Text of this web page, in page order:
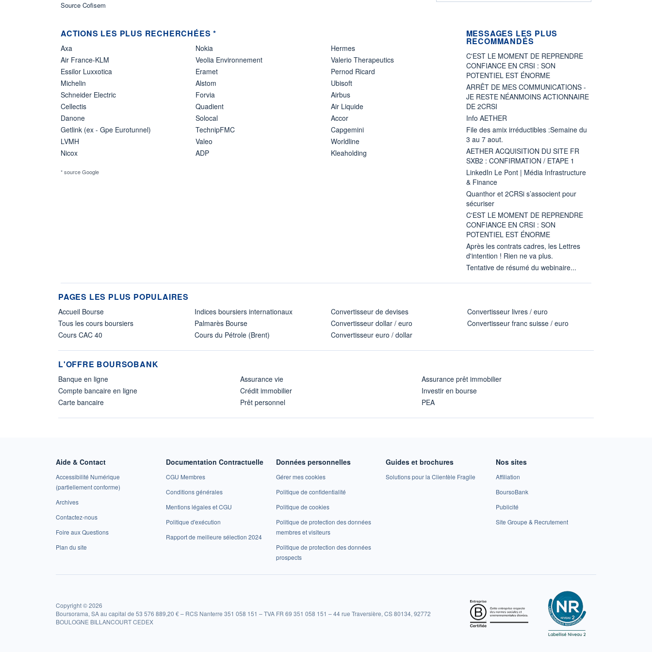
Source Cofisem
ACTIONS LES PLUS RECHERCHÉES *
Axa
Air France-KLM
Essilor Luxxotica
Michelin
Schneider Electric
Cellectis
Danone
Getlink (ex - Gpe Eurotunnel)
LVMH
Nicox
Nokia
Veolia Environnement
Eramet
Alstom
Forvia
Quadient
Solocal
TechnipFMC
Valeo
ADP
Hermes
Valerio Therapeutics
Pernod Ricard
Ubisoft
Airbus
Air Liquide
Accor
Capgemini
Worldline
Kleaholding
* source Google
MESSAGES LES PLUS
RECOMMANDÉS
C'EST LE MOMENT DE REPRENDRE
CONFIANCE EN CRSI : SON
POTENTIEL EST ÉNORME
ARRÊT DE MES COMMUNICATIONS -
JE RESTE NÉANMOINS ACTIONNAIRE
DE 2CRSI
Info AETHER
File des amix irréductibles :Semaine du
3 au 7 aout.
AETHER ACQUISITION DU SITE FR
SXB2 : CONFIRMATION / ETAPE 1
LinkedIn Le Pont | Média Infrastructure
& Finance
Quanthor et 2CRSi s’associent pour
sécuriser
C'EST LE MOMENT DE REPRENDRE
CONFIANCE EN CRSI : SON
POTENTIEL EST ÉNORME
Après les contrats cadres, les Lettres
d'intention ! Rien ne va plus.
Tentative de résumé du webinaire...
PAGES LES PLUS POPULAIRES
Accueil Bourse
Tous les cours boursiers
Cours CAC 40
Indices boursiers internationaux
Palmarès Bourse
Cours du Pétrole (Brent)
Convertisseur de devises
Convertisseur dollar / euro
Convertisseur euro / dollar
Convertisseur livres / euro
Convertisseur franc suisse / euro
L'OFFRE BOURSOBANK
Banque en ligne
Compte bancaire en ligne
Carte bancaire
Assurance vie
Crédit immobilier
Prêt personnel
Assurance prêt immobilier
Investir en bourse
PEA
Aide & Contact
Accessibilité Numérique
(partiellement conforme)
Archives
Contactez-nous
Foire aux Questions
Plan du site
Documentation Contractuelle
CGU Membres
Conditions générales
Mentions légales et CGU
Politique d'exécution
Rapport de meilleure sélection 2024
Données personnelles
Gérer mes cookies
Politique de confidentialité
Politique de cookies
Politique de protection des données
membres et visiteurs
Politique de protection des données
prospects
Guides et brochures
Solutions pour la Clientèle Fragile
Nos sites
Affiliation
BoursoBank
Publicité
Site Groupe & Recrutement
Copyright © 2026
Boursorama, SA au capital de 53 576 889,20 € – RCS Nanterre 351 058 151 – TVA FR 69 351 058 151 – 44 rue Traversière, CS 80134, 92772
BOULOGNE BILLANCOURT CEDEX